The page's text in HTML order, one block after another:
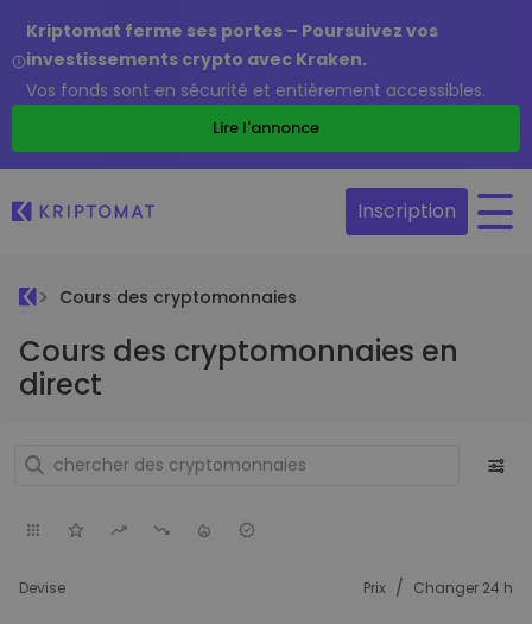
Kriptomat ferme ses portes – Poursuivez vos
investissements crypto avec Kraken.
Vos fonds sont en sécurité et entièrement accessibles.
Lire l'annonce
Inscription
Cours des cryptomonnaies
Cours des cryptomonnaies en
direct
Devise Prix / Changer 24 h